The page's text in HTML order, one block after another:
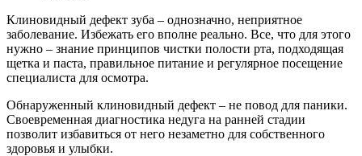
Клиновидный дефект зуба – однозначно, неприятное
заболевание. Избежать его вполне реально. Все, что для этого
нужно – знание принципов чистки полости рта, подходящая
щетка и паста, правильное питание и регулярное посещение
специалиста для осмотра.
Обнаруженный клиновидный дефект – не повод для паники.
Своевременная диагностика недуга на ранней стадии
позволит избавиться от него незаметно для собственного
здоровья и улыбки.